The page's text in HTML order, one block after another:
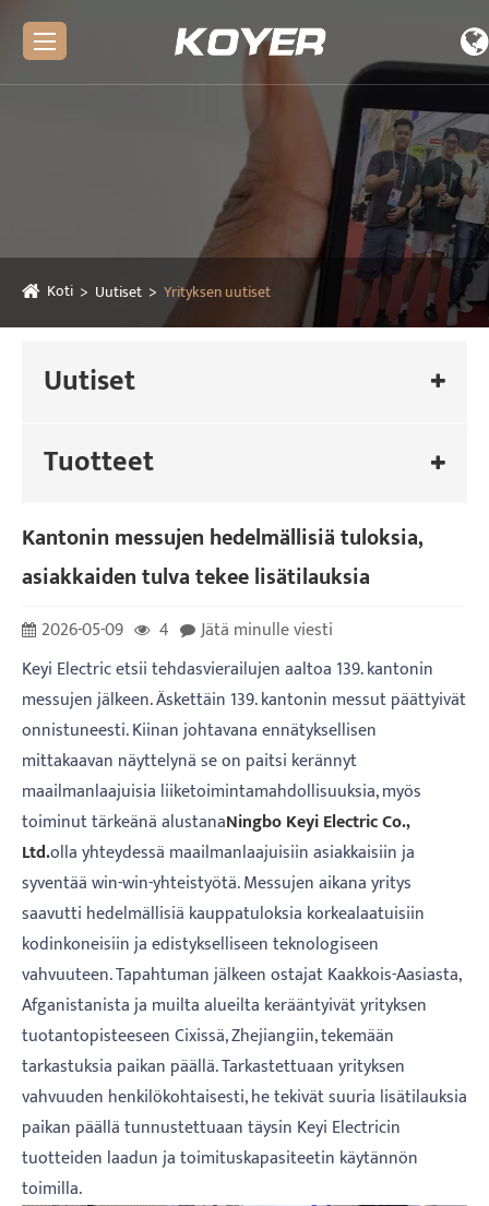
Koti Uutiset Yrityksen uutiset
Uutiset
Tuotteet
Kantonin messujen hedelmällisiä tuloksia,
asiakkaiden tulva tekee lisätilauksia
2026-05-09 4
Jätä minulle viesti
Keyi Electric etsii tehdasvierailujen aaltoa 139. kantonin
messujen jälkeen. Äskettäin 139. kantonin messut päättyivät
onnistuneesti. Kiinan johtavana ennätyksellisen
mittakaavan näyttelynä se on paitsi kerännyt
maailmanlaajuisia liiketoimintamahdollisuuksia, myös
toiminut tärkeänä alustanaNingbo Keyi Electric Co.,
Ltd.olla yhteydessä maailmanlaajuisiin asiakkaisiin ja
syventää win-win-yhteistyötä. Messujen aikana yritys
saavutti hedelmällisiä kauppatuloksia korkealaatuisiin
kodinkoneisiin ja edistykselliseen teknologiseen
vahvuuteen. Tapahtuman jälkeen ostajat Kaakkois-Aasiasta,
Afganistanista ja muilta alueilta kerääntyivät yrityksen
tuotantopisteeseen Cixissä, Zhejiangiin, tekemään
tarkastuksia paikan päällä. Tarkastettuaan yrityksen
vahvuuden henkilökohtaisesti, he tekivät suuria lisätilauksia
paikan päällä tunnustettuaan täysin Keyi Electricin
tuotteiden laadun ja toimituskapasiteetin käytännön
toimilla.